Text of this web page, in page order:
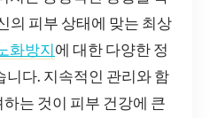
의 피부 상태에 맞는 최상
화방지에 대한 다양한 정
니다. 지속적인 관리와 함
는 것이 피부 건강에 큰